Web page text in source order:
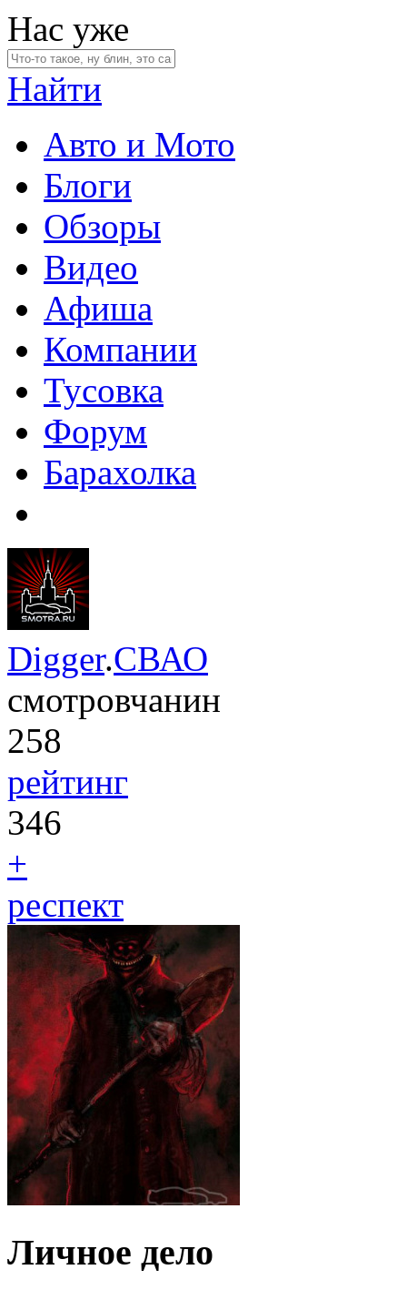
Нас уже
Найти
Авто и Мото
Блоги
Обзоры
Видео
Афиша
Компании
Тусовка
Форум
Барахолка
Digger.СВАО
смотровчанин
258
рейтинг
346
+
респект
Личное дело